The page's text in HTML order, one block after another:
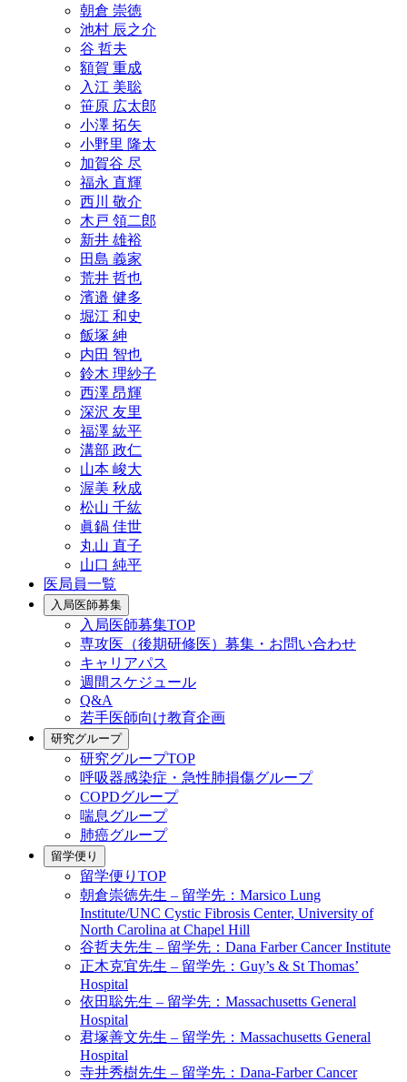
朝倉 崇徳
池村 辰之介
谷 哲夫
額賀 重成
入江 美聡
笹原 広太郎
小澤 拓矢
小野里 隆太
加賀谷 尽
福永 直輝
西川 敬介
木戸 領二郎
新井 雄裕
田島 義家
荒井 哲也
濱邉 健多
堀江 和史
飯塚 紳
内田 智也
鈴木 理紗子
西澤 昂輝
深沢 友里
福澤 紘平
溝部 政仁
山本 峻大
渥美 秋成
松山 千紘
眞鍋 佳世
丸山 直子
山口 純平
医局員一覧
入局医師募集
入局医師募集TOP
専攻医（後期研修医）募集・お問い合わせ
キャリアパス
週間スケジュール
Q&A
若手医師向け教育企画
研究グループ
研究グループTOP
呼吸器感染症・急性肺損傷グループ
COPDグループ
喘息グループ
肺癌グループ
留学便り
留学便りTOP
朝倉崇徳先生 – 留学先：Marsico Lung
Institute/UNC Cystic Fibrosis Center, University of
North Carolina at Chapel Hill
谷哲夫先生 – 留学先：Dana Farber Cancer Institute
正木克宜先生 – 留学先：Guy’s & St Thomas’
Hospital
依田聡先生 – 留学先：Massachusetts General
Hospital
君塚善文先生 – 留学先：Massachusetts General
Hospital
寺井秀樹先生 – 留学先：Dana-Farber Cancer